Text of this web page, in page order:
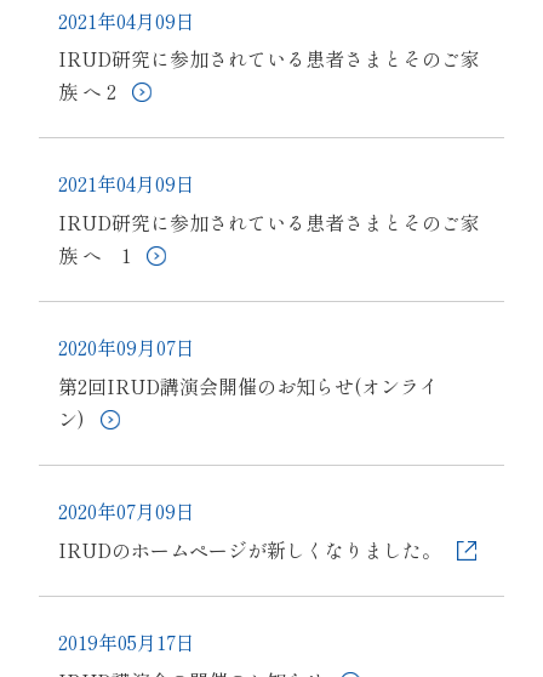
2021年04月09日
IRUD研究に参加されている患者さまとそのご家
族 へ 2
2021年04月09日
IRUD研究に参加されている患者さまとそのご家
族 へ 1
2020年09月07日
第2回IRUD講演会開催のお知らせ(オンライ
ン)
2020年07月09日
IRUDのホームページが新しくなりました。
2019年05月17日